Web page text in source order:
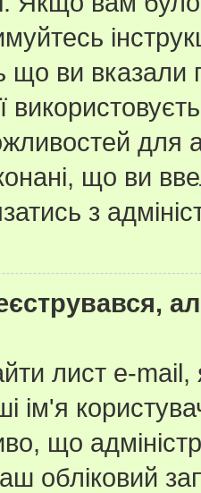
що ви
для
що ви
з
лист e-mail,
ім'я
що
обліковий